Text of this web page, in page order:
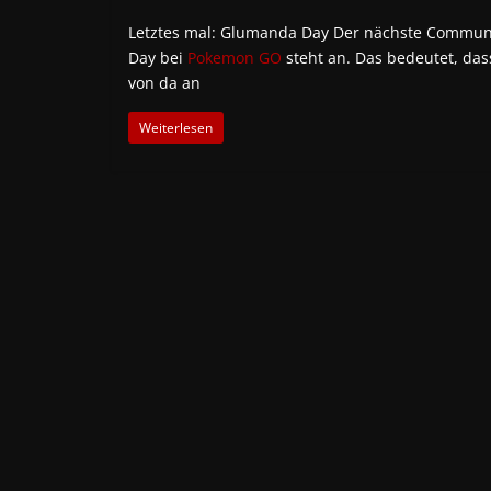
Letztes mal: Glumanda Day Der nächste
Day bei Pokemon GO steht an. Das bedeutet,
von da an
Weiterlesen